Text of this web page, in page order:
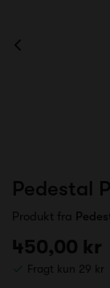
Pedestal
Produkt fra
450,00 kr
Fragt kun 29 kr